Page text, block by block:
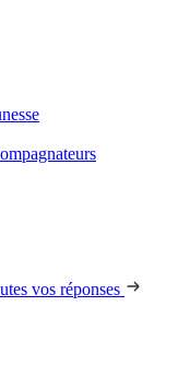
vos réponses